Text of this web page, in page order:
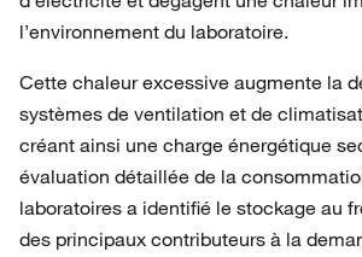
l’environnement du laboratoire.
Cette chaleur excessive augmente la
systèmes de ventilation et de
créant ainsi une charge énergétique
évaluation détaillée de la
laboratoires a identifié le stockage au
des principaux contributeurs à la